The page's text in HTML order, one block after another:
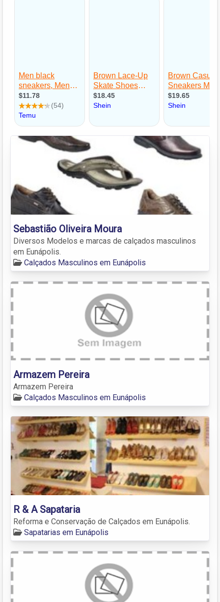
Sebastião Oliveira Moura
Diversos Modelos e marcas de calçados masculinos
em Eunápolis.
Calçados Masculinos em Eunápolis
Armazem Pereira
Armazem Pereira
Calçados Masculinos em Eunápolis
R & A Sapataria
Reforma e Conservação de Calçados em Eunápolis.
Sapatarias em Eunápolis